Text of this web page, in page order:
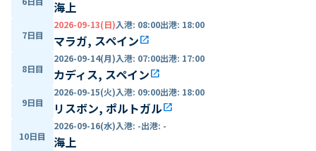
海上
7日目
2026-09-13(日)入港: 08:00出港: 18:00
マラガ, スペインopen_in_new
8日目
2026-09-14(月)入港: 07:00出港: 17:00
カディス, スペインopen_in_new
9日目
2026-09-15(火)入港: 09:00出港: 18:00
リスボン, ポルトガルopen_in_new
10日目
2026-09-16(水)入港: -出港: -
海上